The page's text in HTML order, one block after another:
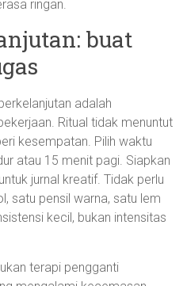
ringan.
buat
adalah
Ritual tidak menuntut
kesempatan. Pilih waktu
atau 15 menit pagi. Siapkan
jurnal kreatif. Tidak perlu
satu pensil warna, satu lem
kecil, bukan intensitas
terapi pengganti